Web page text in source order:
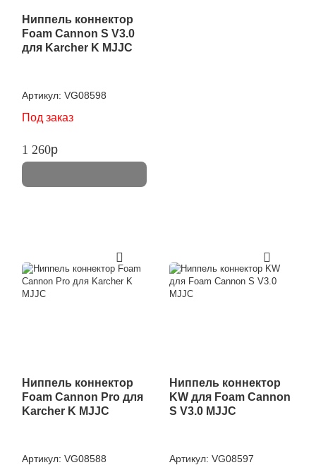
Ниппель коннектор
Foam Cannon S V3.0
для Karcher K MJJC
Артикул: VG08598
Под заказ
1 260p
Ниппель коннектор
Foam Cannon Pro для
Karcher K MJJC
Артикул: VG08588
Ниппель коннектор
KW для Foam Cannon
S V3.0 MJJC
Артикул: VG08597